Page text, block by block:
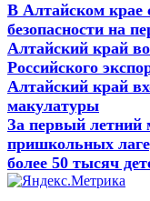
В Алтайском крае
безопасности на
Алтайский край
Российского
Алтайский край
макулатуры
За первый летний
пришкольных
более 50 тысяч